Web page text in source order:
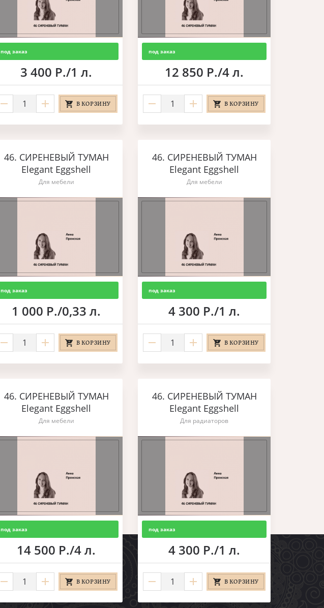
под заказ
3 400 Р./1 л.
В КОРЗИНУ
под заказ
12 850 Р./4 л.
В КОРЗИНУ
46. СИРЕНЕВЫЙ ТУМАН
Elegant Eggshell
Для мебели
под заказ
1 000 Р./0,33 л.
В КОРЗИНУ
46. СИРЕНЕВЫЙ ТУМАН
Elegant Eggshell
Для мебели
под заказ
4 300 Р./1 л.
В КОРЗИНУ
46. СИРЕНЕВЫЙ ТУМАН
Elegant Eggshell
Для мебели
под заказ
14 500 Р./4 л.
В КОРЗИНУ
46. СИРЕНЕВЫЙ ТУМАН
Elegant Eggshell
Для радиаторов
под заказ
4 300 Р./1 л.
В КОРЗИНУ